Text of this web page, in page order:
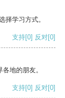
择学习方式。
支持[0] 反对[0]
地的朋友。
支持[0] 反对[0]